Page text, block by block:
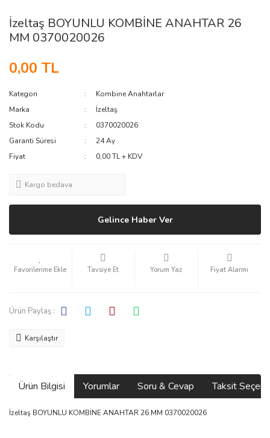
İzeltaş BOYUNLU KOMBİNE ANAHTAR 26
MM 0370020026
0,00 TL
Kategori
Kombine Anahtarlar
Marka
İzeltaş
Stok Kodu
0370020026
Garanti Süresi
24 Ay
Fiyat
0,00 TL + KDV
Kargo bedava
Gelince Haber Ver
Tavsiye Et Yorum Yaz Fiyat Alarmı
Ürün Paylaş :
Karşılaştır
Ürün Bilgisi Yorumlar Soru & Cevap Taksit
İzeltaş BOYUNLU KOMBİNE ANAHTAR 26 MM 0370020026